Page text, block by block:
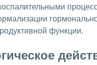
функции.